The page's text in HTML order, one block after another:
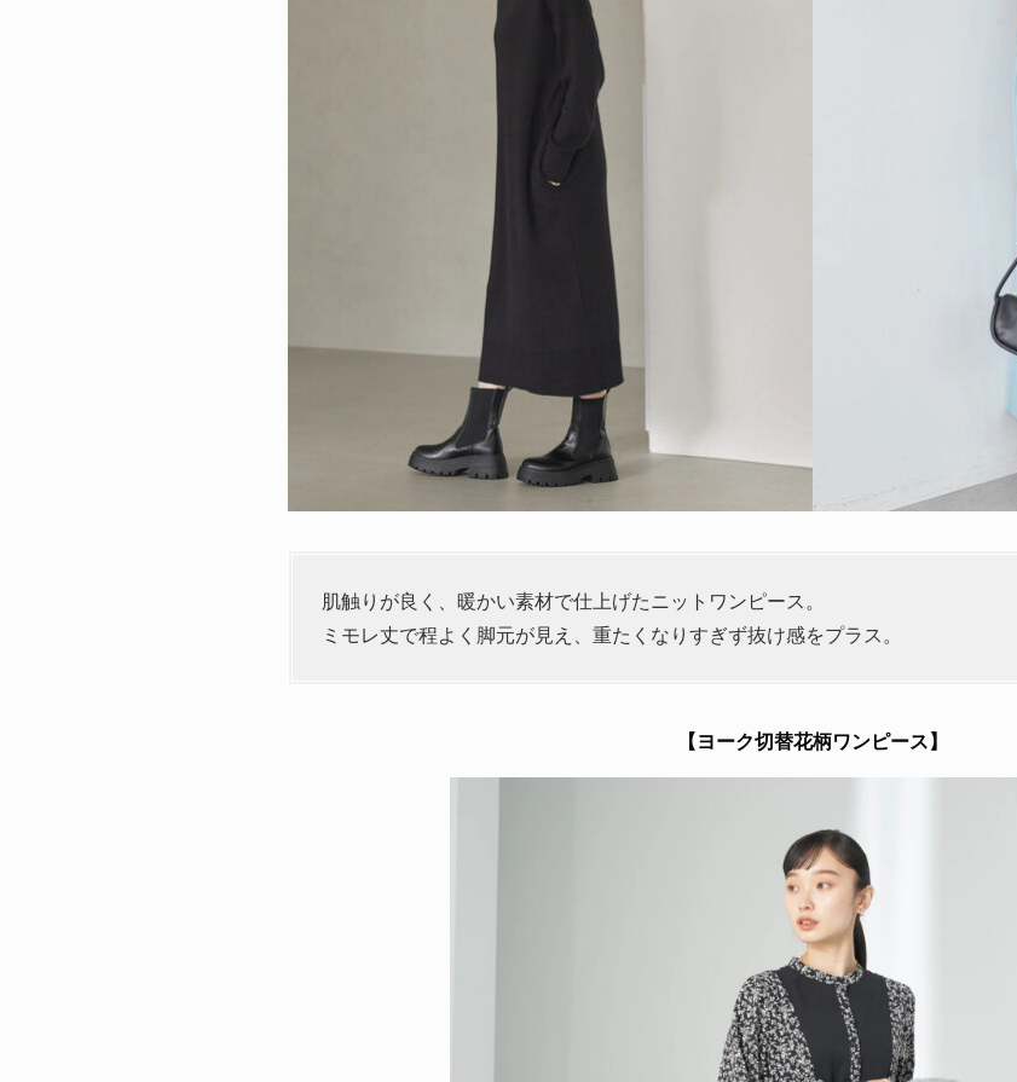
肌触りが良く、暖かい素材で仕上げたニットワンピース。
ミモレ丈で程よく脚元が見え、重たくなりすぎず抜け感をプラス。
【ヨーク切替花柄ワンピース】